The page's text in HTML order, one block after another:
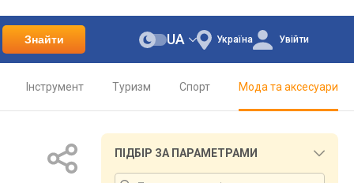
Знайти Україна
UA Увійти
Інструмент Туризм Спорт Мода та аксесуари
ПІДБІР ЗА ПАРАМЕТРАМИ